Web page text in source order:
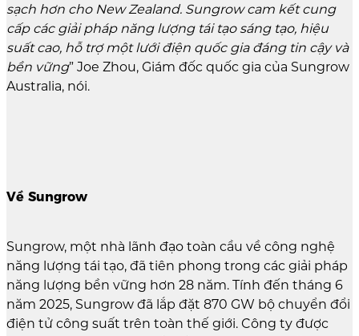
sạch hơn cho New Zealand. Sungrow cam kết cung
cấp các giải pháp năng lượng tái tạo sáng tạo, hiệu
suất cao, hỗ trợ một lưới điện quốc gia đáng tin cậy và
bền vững” Joe Zhou, Giám đốc quốc gia của Sungrow
Australia, nói.
Về Sungrow
Sungrow, một nhà lãnh đạo toàn cầu về công nghệ
năng lượng tái tạo, đã tiên phong trong các giải pháp
năng lượng bền vững hơn 28 năm. Tính đến tháng 6
năm 2025, Sungrow đã lắp đặt 870 GW bộ chuyển đổi
điện tử công suất trên toàn thế giới. Công ty được